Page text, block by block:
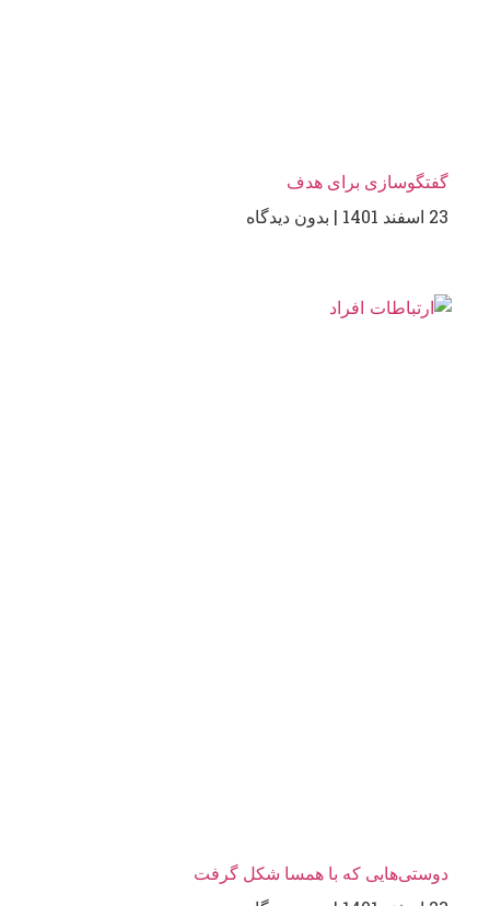
گفتگوسازی برای هدف
23 اسفند 1401 بدون دیدگاه
دوستی‌هایی که با همسا شکل گرفت